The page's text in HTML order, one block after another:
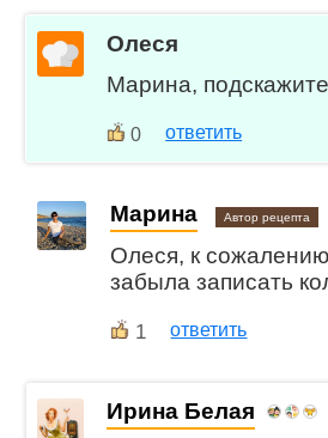
Олеся
Марина,
0 ответить
Марина Автор рецепта
Олеся, к
забыла записать
1 ответить
Ирина Белая